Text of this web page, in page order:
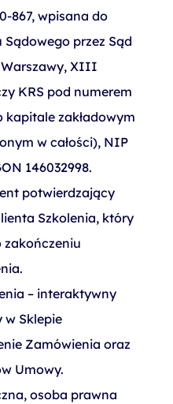
867, wpisana do
przez Sąd
Warszawy, XIII
KRS pod numerem
kapitale zakładowym
w całości), NIP
146032998.
potwierdzający
Szkolenia, który
zakończeniu
– interaktywny
Sklepie
Zamówienia oraz
Umowy.
osoba prawna